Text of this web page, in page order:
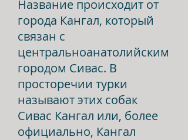
Название происходит от
города Кангал, который
связан с
центральноанатолийским
городом Сивас. В
просторечии турки
называют этих собак
Сивас Кангал или, более
официально, Кангал